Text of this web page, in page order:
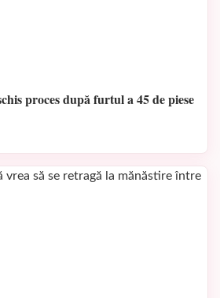
proces după furtul a 45 de piese